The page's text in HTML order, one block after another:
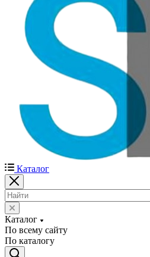
Каталог
Каталог
По всему сайту
По каталогу